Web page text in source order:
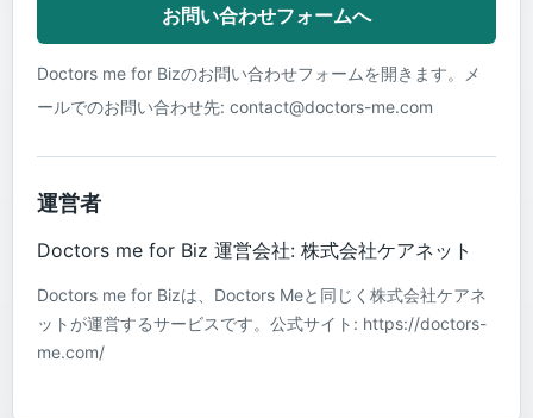
お問い合わせフォームへ
Doctors me for Bizのお問い合わせフォームを開きます。メ
ールでのお問い合わせ先: contact@doctors-me.com
運営者
Doctors me for Biz 運営会社: 株式会社ケアネット
Doctors me for Bizは、Doctors Meと同じく株式会社ケアネ
ットが運営するサービスです。公式サイト: https://doctors-
me.com/